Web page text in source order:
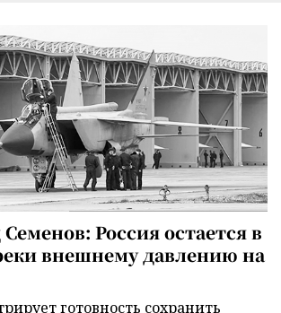
Россия остается в
внешнему давлению на
готовность сохранить